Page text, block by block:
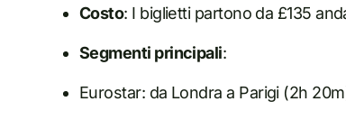
Costo: I biglietti partono da £135
Segmenti principali:
Eurostar: da Londra a Parigi (2h